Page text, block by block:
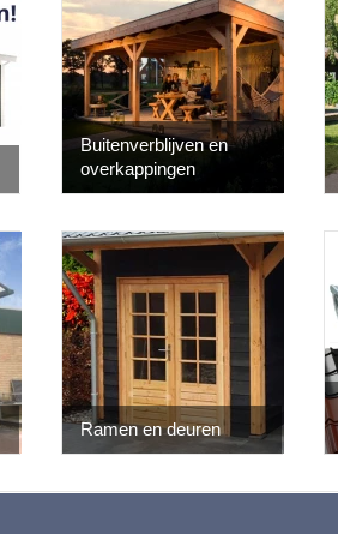
Buitenverblijven en
overkappingen
Ramen en deuren